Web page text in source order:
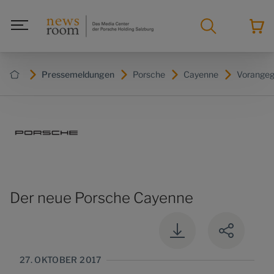
Pressemeldungen Porsche Cayenne
Der neue Porsche Cayenne
27. OKTOBER 2017